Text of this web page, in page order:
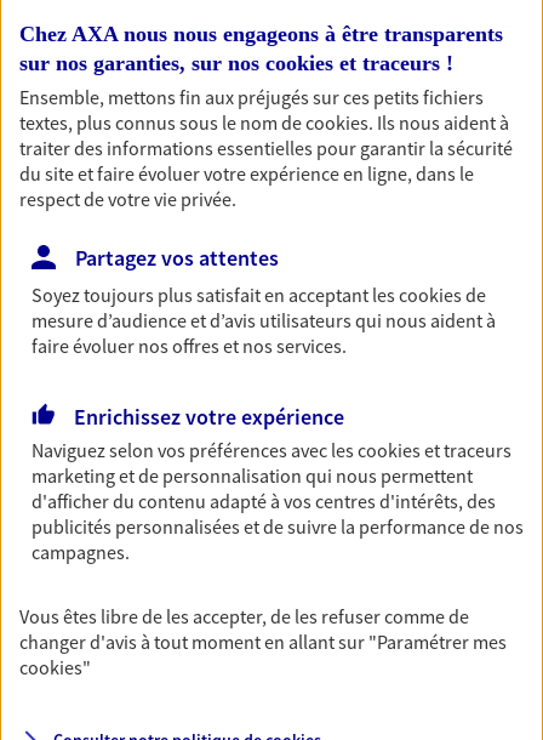
Philippe Allizond
Conseiller AXA Epargne et Protection
38140 Reaumont
NOUS CONTACTER
VOIR NOTRE SITE WEB
Miyo Sisomphou
Conseiller AXA Epargne et Protection
06 87 65 11 84
Chez AXA nous nous engageons à être transparents
sur nos garanties, sur nos cookies et traceurs !
Ensemble, mettons fin aux préjugés sur ces petits fichiers
textes, plus connus sous le nom decookies. Ils nous aident à
traiter des informations essentielles pour garantir la sécurité
du site et faire évoluer votre expérience en ligne, dans le
respect de votre vie privée.
Partagez vos attentes
Soyez toujours plus satisfait en acceptant lescookiesde
mesure d’audience et d’avis utilisateurs qui nous aident à
faire évoluer nos offres et nos services.
Enrichissez votre expérience
Naviguez selon vos préférences avec lescookies et traceurs
marketing et de personnalisation qui nous permettent
d'afficher du contenu adapté à vos centres d'intérêts, des
publicités personnalisées et de suivre la performance de nos
campagnes.
Vous êtes libre de les accepter, de les refuser comme de
changer d'avis à tout moment en allant sur "Paramétrer mes
cookies"